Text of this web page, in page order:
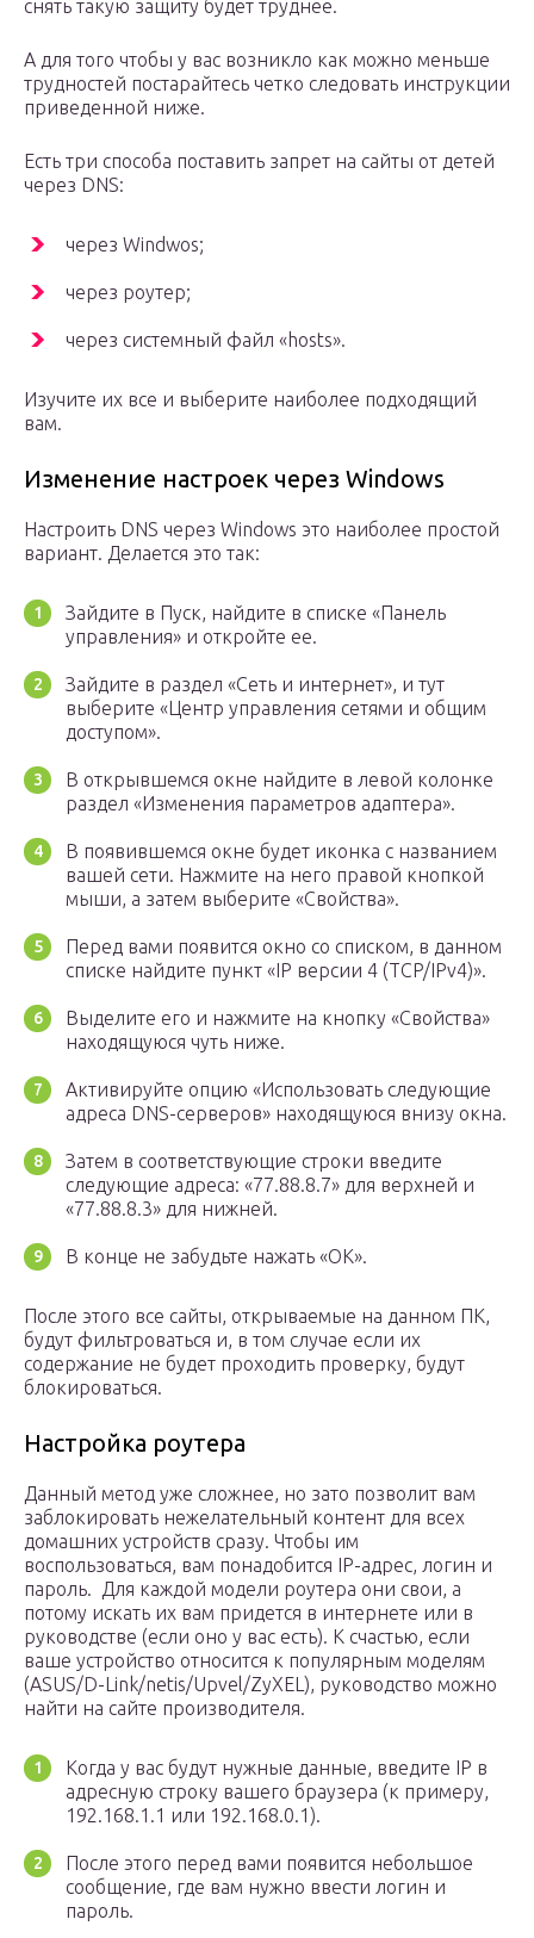
снять такую защиту будет труднее.
А для того чтобы у вас возникло как можно меньше
трудностей постарайтесь четко следовать инструкции
приведенной ниже.
Есть три способа поставить запрет на сайты от детей
через DNS:
через Windwos;
через роутер;
через системный файл «hosts».
Изучите их все и выберите наиболее подходящий
вам.
Изменение настроек через Windows
Настроить DNS через Windows это наиболее простой
вариант. Делается это так:
Зайдите в Пуск, найдите в списке «Панель
управления» и откройте ее.
Зайдите в раздел «Сеть и интернет», и тут
выберите «Центр управления сетями и общим
доступом».
В открывшемся окне найдите в левой колонке
раздел «Изменения параметров адаптера».
В появившемся окне будет иконка с названием
вашей сети. Нажмите на него правой кнопкой
мыши, а затем выберите «Свойства».
Перед вами появится окно со списком, в данном
списке найдите пункт «IP версии 4 (TCP/IPv4)».
Выделите его и нажмите на кнопку «Свойства»
находящуюся чуть ниже.
Активируйте опцию «Использовать следующие
адреса DNS-серверов» находящуюся внизу окна.
Затем в соответствующие строки введите
следующие адреса: «77.88.8.7» для верхней и
«77.88.8.3» для нижней.
В конце не забудьте нажать «ОК».
После этого все сайты, открываемые на данном ПК,
будут фильтроваться и, в том случае если их
содержание не будет проходить проверку, будут
блокироваться.
Настройка роутера
Данный метод уже сложнее, но зато позволит вам
заблокировать нежелательный контент для всех
домашних устройств сразу. Чтобы им
воспользоваться, вам понадобится IP-адрес, логин и
пароль. Для каждой модели роутера они свои, а
потому искать их вам придется в интернете или в
руководстве (если оно у вас есть). К счастью, если
ваше устройство относится к популярным моделям
(ASUS/D-Link/netis/Upvel/ZyXEL), руководство можно
найти на сайте производителя.
Когда у вас будут нужные данные, введите IP в
адресную строку вашего браузера (к примеру,
192.168.1.1 или 192.168.0.1).
После этого перед вами появится небольшое
сообщение, где вам нужно ввести логин и
пароль.